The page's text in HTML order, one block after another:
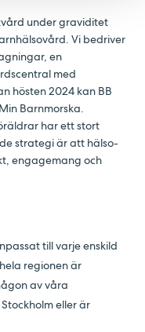
under graviditet
Vi bedriver
en
med
hösten 2024 kan BB
Barnmorska.
har ett stort
strategi är att hälso-
engagemang och
till varje enskild
regionen är
av våra
eller är